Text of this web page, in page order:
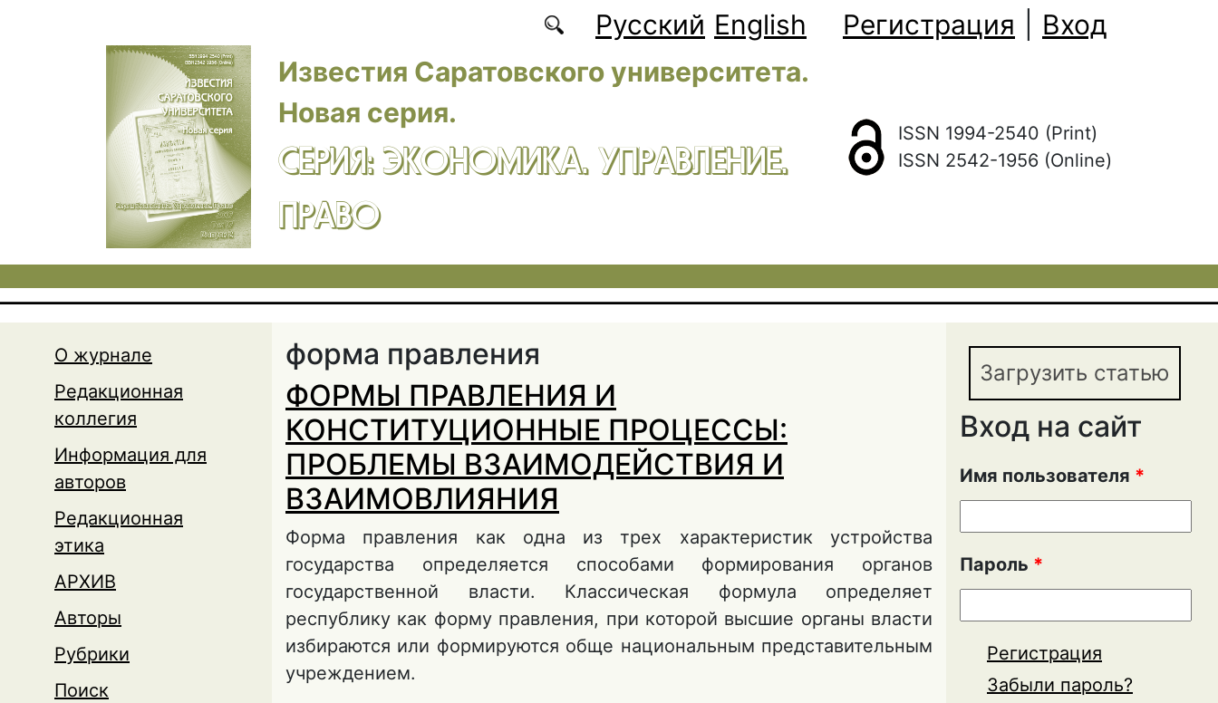
Русский English Регистрация
Вход
Известия Саратовского университета.
Новая серия.
СЕРИЯ: ЭКОНОМИКА. УПРАВЛЕНИЕ.
ПРАВО
ISSN 1994-2540 (Print)
ISSN 2542-1956 (Online)
О журнале
Редакционная
коллегия
Информация для
авторов
Редакционная
этика
АРХИВ
Авторы
Рубрики
Поиск
форма правления
ФОРМЫ ПРАВЛЕНИЯ И
КОНСТИТУЦИОННЫЕ ПРОЦЕССЫ:
ПРОБЛЕМЫ ВЗАИМОДЕЙСТВИЯ И
ВЗАИМОВЛИЯНИЯ
Форма правления как одна из трех характеристик устройства
государства определяется способами формирования органов
государственной власти. Классическая формула определяет
республику как форму правления, при которой высшие органы власти
избираются или формируются обще национальным представительным
учреждением.
Загрузить статью
Вход на сайт
Имя пользователя *
Пароль *
Регистрация
Забыли пароль?